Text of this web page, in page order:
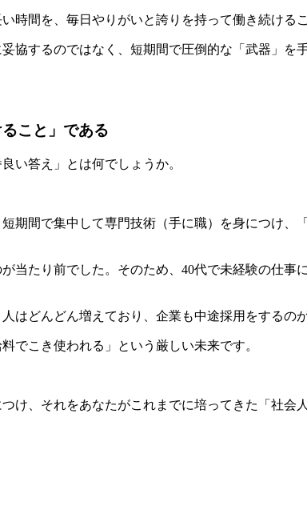
時間を、毎日やりがいと誇りを持って働き続ける
協するのではなく、短期間で圧倒的な「武器」を
こと」である
い答え」とは何でしょうか。
期間で集中して専門技術（手に職）を身につけ、
当たり前でした。そのため、40代で未経験の仕事
どんどん増えており、企業も中途採用をするの
でこき使われる」という厳しい未来です。
け、それをあなたがこれまでに培ってきた「社会